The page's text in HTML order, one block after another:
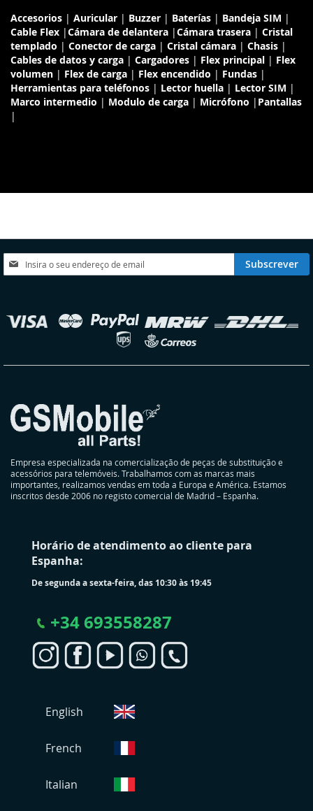
Accesorios | Auricular | Buzzer | Baterías | Bandeja SIM |
Cable Flex |Cámara de delantera |Cámara trasera | Cristal
templado | Conector de carga | Cristal cámara | Chasis |
Cables de datos y carga | Cargadores | Flex principal | Flex
volumen | Flex de carga | Flex encendido | Fundas |
Herramientas para teléfonos | Lector huella | Lector SIM |
Marco intermedio | Modulo de carga | Micrófono | Pantallas
|
Subscreva
a
Subscrever
Empresa especializada na comercialização de peças de substituição e
acessórios para telemóveis. Trabalhamos com as marcas mais
importantes, realizamos vendas em toda a Europa e América. Estamos
inscritos desde 2006 no registo comercial de Madrid – Espanha.
Horário de atendimento ao cliente para
Espanha:
De segunda a sexta-feira, das 10:30 às 19:45
+34 693558287
English
French
Italian